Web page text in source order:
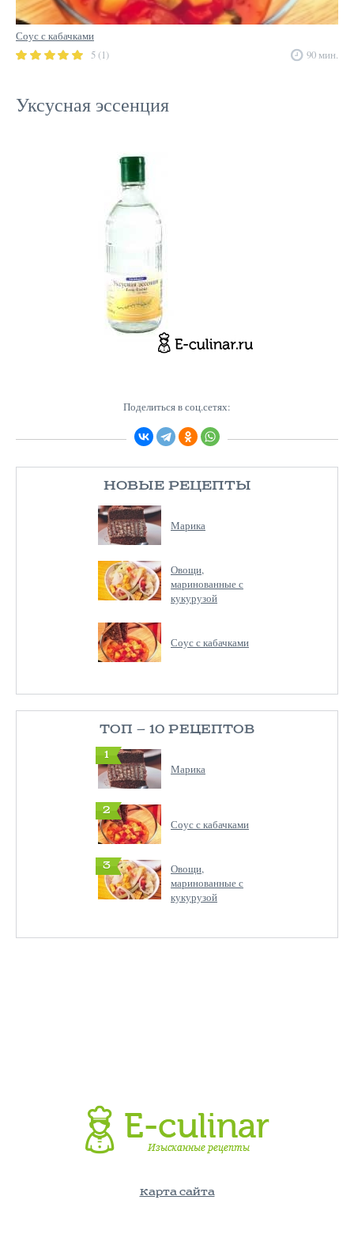
НОВЫЕ РЕЦЕПТЫ
Марика
Овощи,
маринованные с
кукурузой
Соус с кабачками
ТОП — 10 РЕЦЕПТОВ
1
Марика
2
Соус с кабачками
3
Овощи,
маринованные с
кукурузой
Соус с кабачками
5 (1)
90 мин.
Уксусная эссенция
Поделиться в соц.сетях:
Карта сайта